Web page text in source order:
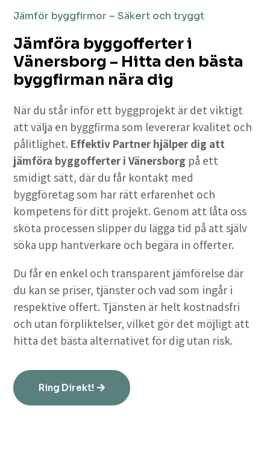
Jämför byggfirmor – Säkert och tryggt
Jämföra byggofferter i
Vänersborg – Hitta den bästa
byggfirman nära dig
När du står inför ett byggprojekt är det viktigt
att välja en byggfirma som levererar kvalitet och
pålitlighet. Effektiv Partner hjälper dig att
jämföra byggofferter i Vänersborg på ett
smidigt sätt, där du får kontakt med
byggföretag som har rätt erfarenhet och
kompetens för ditt projekt. Genom att låta oss
sköta processen slipper du lägga tid på att själv
söka upp hantverkare och begära in offerter.
Du får en enkel och transparent jämförelse där
du kan se priser, tjänster och vad som ingår i
respektive offert. Tjänsten är helt kostnadsfri
och utan förpliktelser, vilket gör det möjligt att
hitta det bästa alternativet för dig utan risk.
Ring Direkt!